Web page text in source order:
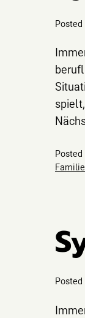
Posted
Posted
Posted